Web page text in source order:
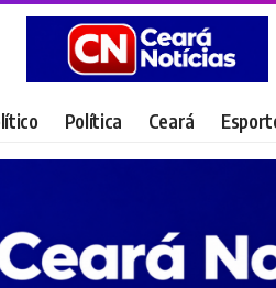
Política Ceará